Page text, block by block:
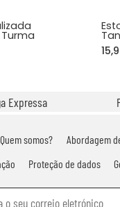
Expressa
Quem somos? Abordagem
Proteção de dados